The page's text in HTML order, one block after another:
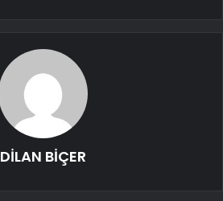
DİLAN BİÇER